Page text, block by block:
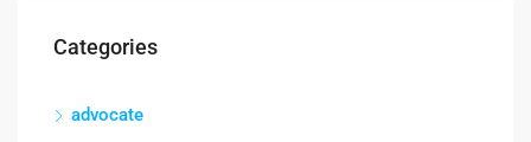
Categories
advocate